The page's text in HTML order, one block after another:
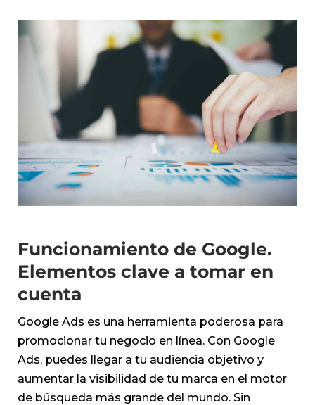
Funcionamiento de Google.
Elementos clave a tomar en
cuenta
Google Ads es una herramienta poderosa para
promocionar tu negocio en línea. Con Google
Ads, puedes llegar a tu audiencia objetivo y
aumentar la visibilidad de tu marca en el motor
de búsqueda más grande del mundo. Sin